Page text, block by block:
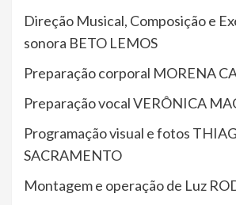
Direção Musical, Composição e
sonora BETO LEMOS
Preparação corporal MORENA
Preparação vocal VERÔNICA
Programação visual e fotos
SACRAMENTO
Montagem e operação de Luz